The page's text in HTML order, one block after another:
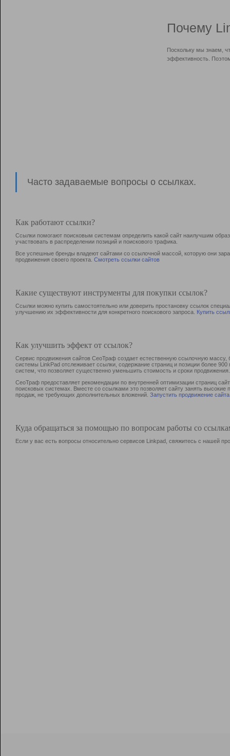
Почему
Поскольку мы знаем,
эффективность.
Часто задаваемые вопросы о ссылках.
Как работают ссылки?
Ссылки помогают поисковым системам определить какой сайт наилучшим
участвовать в раcпределении позиций и поискового трафика.
Все успешные бренды владеют сайтами со ссылочной массой, которую они
продвижения своего проекта. Смотреть ссылки сайтов
Какие существуют инструменты для покупки ссылок?
Ссылки можно купить самостоятельно или доверить простановку ссылок
улучшению их эффективности для конкретного поискового запроса. Купить
Как улучшить эффект от ссылок?
Сервис продвижения сайтов СеоТраф создает естественную ссылочную
системы LinkPad отслеживает ссылки, содержание страниц и позиции более
систем, что позволяет существенно уменьшить стоимость и сроки продвижения.
СеоТраф предоставляет рекомендации по внутренней оптимизации страниц
поисковых системах. Вместе со ссылками это позволяет сайту занять
продаж, не требующих дополнительных вложений. Запустить продвижение сайта
Куда обращаться за помощью по вопросам работы со
Если у вас есть вопросы относительно сервисов Linkpad, свяжитесь с нашей